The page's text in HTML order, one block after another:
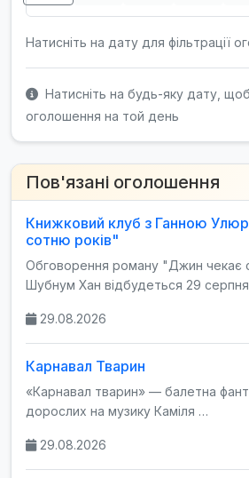
Натисніть на дату для фільтрації
Натисніть на будь-яку дату,
оголошення на той день
Пов'язані оголошення
Книжковий клуб з Ганною
сотню років"
Обговорення роману "Джин чекає
Шубнум Хан відбудеться 29
29.08.2026
Карнавал Тварин
«Карнавал тварин» — балетна
дорослих на музику Каміля …
29.08.2026